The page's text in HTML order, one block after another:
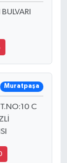
Muratpaşa
C